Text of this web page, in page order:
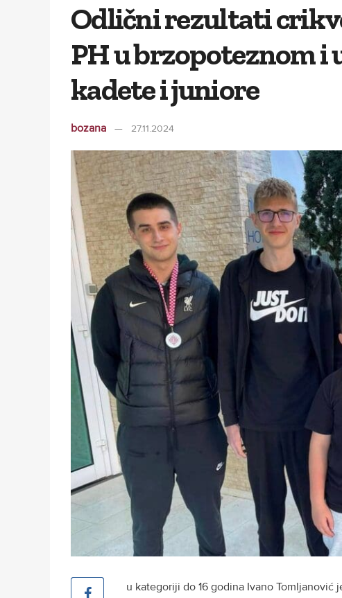
Odlični rezultati
PH u brzopoteznom i
kadete i juniore
bozana 27.11.2024
u kategoriji do 16 godina Ivano